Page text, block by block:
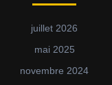
juillet 2026
mai 2025
novembre 2024